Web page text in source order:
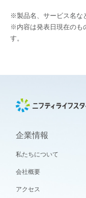
※製品名、サービス名な
※内容は発表日現在のも
す。
企業情報
私たちについて
会社概要
アクセス